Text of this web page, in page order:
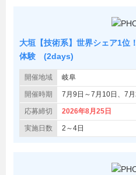
大垣【技術系】世界シェア1位
体験 (2days)
開催地域 岐阜
開催時期 7月9日～7月10日、7
応募締切 2026年8月25日
実施日数 2～4日